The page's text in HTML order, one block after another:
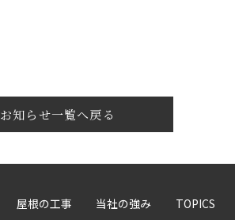
お知らせ一覧へ戻る
屋根の工事 当社の強み TOPICS